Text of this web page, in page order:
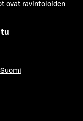
ovat ravintoloiden